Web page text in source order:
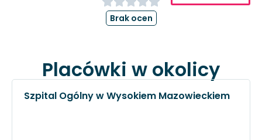
Brak ocen
Placówki w okolicy
Szpital Ogólny w Wysokiem Mazowieckiem